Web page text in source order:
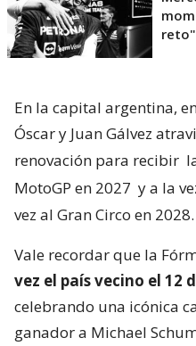
reto"
En la capital argentina,
Óscar y Juan Gálvez
renovación para recibir
MotoGP en 2027 y a la
vez al Gran Circo en 2028.
Vale recordar que la
vez el país vecino el 12
celebrando una icónica
ganador a Michael